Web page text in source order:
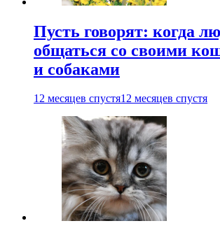
Пусть говорят: когда
общаться со своими
и собаками
12 месяцев спустя12 месяцев спустя